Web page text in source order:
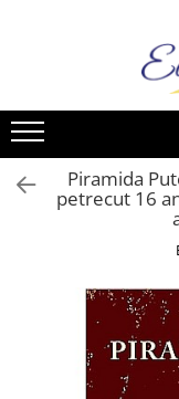
Toate Produsele
Comunicate
Capital
Evenimentul Zilei
Business și Economie
Cele mai vândute
Cultură generală
Reviste
Comunicate
Cărți
Cărți
Reviste
Piramida
petrecut 16